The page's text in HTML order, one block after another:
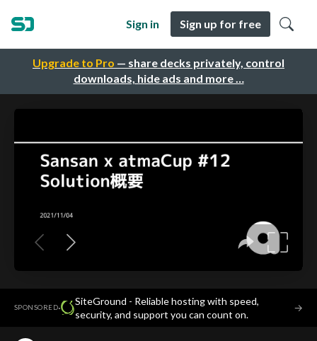
Upgrade to Pro — share decks privately, control
downloads, hide ads and more …
Sign in Sign up for free
SPONSORED·
SiteGround - Reliable hosting with speed,
security, and support you can count on.
→